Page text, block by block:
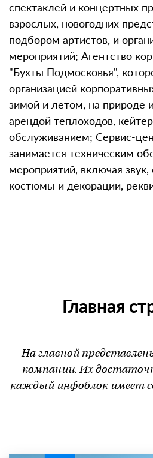
спектаклей и концертных
взрослых, новогодних
подбором артистов, и
мероприятий; Агентство
"Бухты Подмосковья",
организацией
зимой и летом, на природе
арендой теплоходов,
обслуживанием; Сервис-
занимается техническим
мероприятий, включая звук,
костюмы и декорации,
Главная
На главной
компании. Их
каждый инфоблок имеет